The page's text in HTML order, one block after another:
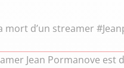
mort d’un streamer
Jean Pormanove est